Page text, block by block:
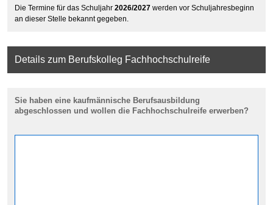
Die Termine für das Schuljahr 2026/2027 werden vor Schuljahresbeginn
an dieser Stelle bekannt gegeben.
Details zum Berufskolleg Fachhochschulreife
Sie haben eine kaufmännische Berufsausbildung
abgeschlossen und wollen die Fachhochschulreife erwerben?